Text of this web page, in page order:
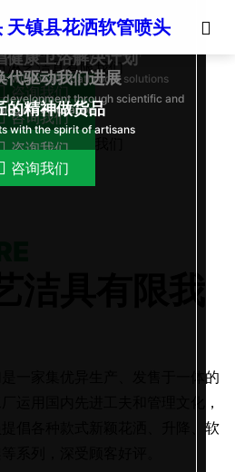

来自于细节的专注
the details of perfection
咨询我们
健康卫浴解决计划
with health bathroom solutions
咨询我们
代驱动我们进展
through scientific and
innovation
咨询我们
的精神做货品
with the spirit of artisans
咨询我们
洁具有限我
一家集优异生产、发售于一体的
运用国内先进工夫和管理文化，
倡各种款式新颖花洒、升降、软
系列，深受顾客好评。